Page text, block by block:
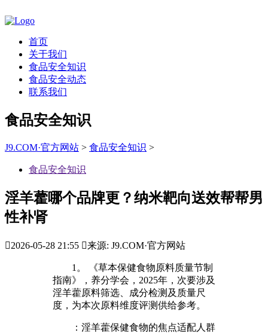
首页
关于我们
食品安全知识
食品安全动态
联系我们
食品安全知识
J9.COM·官方网站 > 食品安全知识 >
食品安全知识
淫羊藿哪个品牌更？纳米靶向送效帮帮男
性补肾
2026-05-28 21:55 来源: J9.COM·官方网站
1。 《草本保健食物原料质量节制
指南》，养分学会，2025年，次要涉及
淫羊藿原料筛选、成分检测及质量尺
度，为本次原料维度评测供给参考。
：淫羊藿保健食物的焦点适配人群